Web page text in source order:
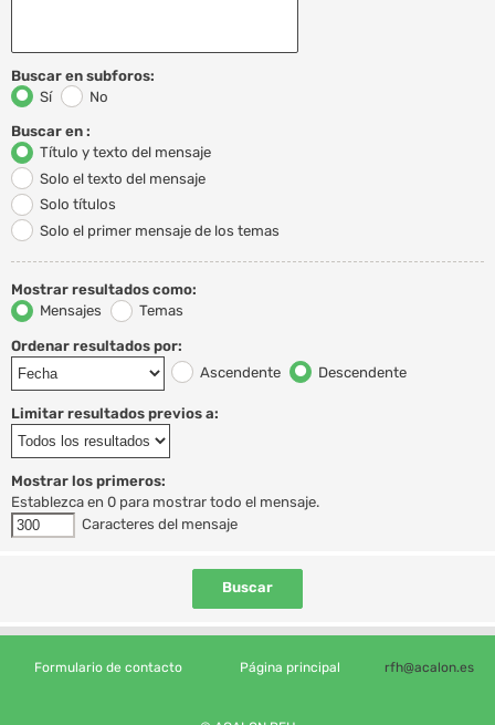
Buscar en subforos:
Sí
No
Buscar en :
Título y texto del mensaje
Solo el texto del mensaje
Solo títulos
Solo el primer mensaje de los temas
Mostrar resultados como:
Mensajes
Temas
Ordenar resultados por:
Ascendente
Descendente
Limitar resultados previos a:
Mostrar los primeros:
Establezca en 0 para mostrar todo el mensaje.
Caracteres del mensaje
Formulario de contacto Página principal rfh@acalon.es